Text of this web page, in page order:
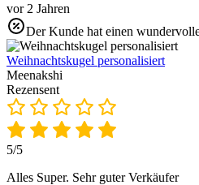
vor 2 Jahren
Der Kunde hat einen
Weihnachtskugel personalisiert
Meenakshi
Rezensent
5/5
Alles Super. Sehr guter Verkäufer